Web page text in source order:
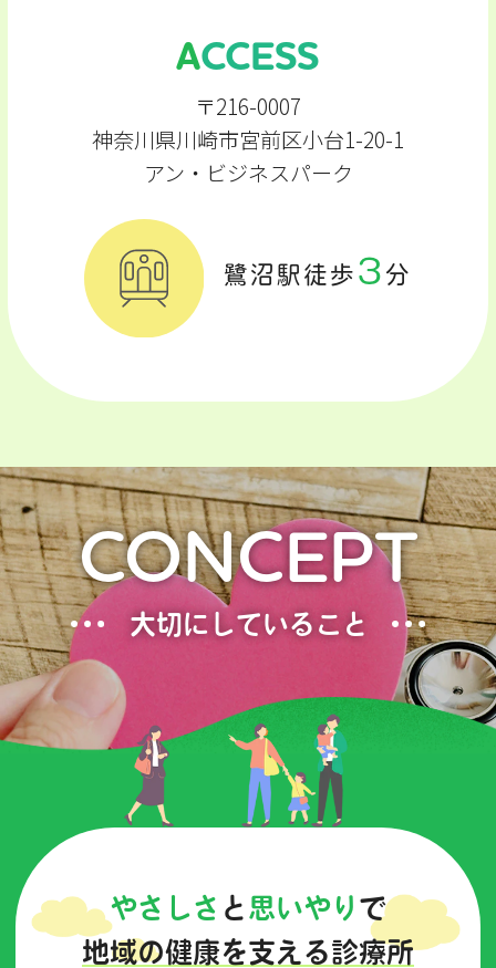
ACCESS
〒216-0007
神奈川県川崎市宮前区小台1-20-1
アン・ビジネスパーク
鷺沼駅徒歩 3 分
CONCEPT
大切にしていること
やさしさ と 思いやり で
地域の健康を支える診療所